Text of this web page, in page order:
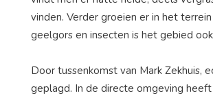
vinden. Verder groeien er in het
geelgors en insecten is het gebied
Door tussenkomst van Mark Zekhuis,
geplagd. In de directe omgeving